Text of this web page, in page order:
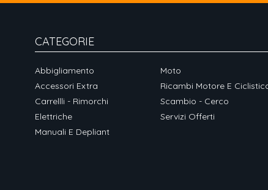
CATEGORIE
Abbigliamento
Accessori Extra
Carrellli - Rimorchi
Elettriche
Manuali E Depliant
Moto
Ricambi Motore E
Scambio - Cerco
Servizi Offerti